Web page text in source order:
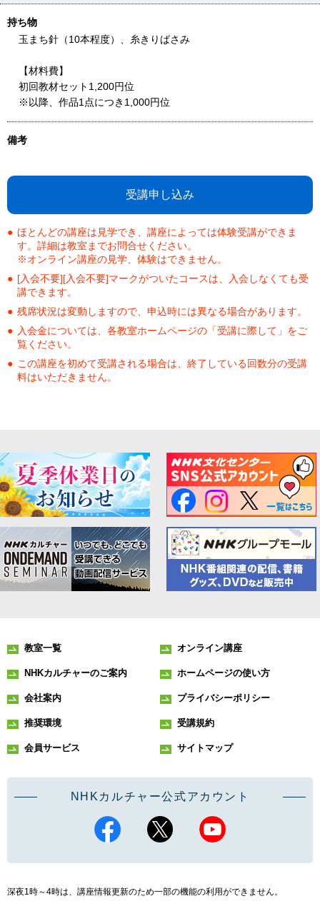
持ち物
玉まち針（10本程度）、糸きりばさみ
【材料費】
初回教材セット1,200円位
※以降、作品1点につき1,000円位
備考
受講申し込み
ほとんどの講座は見学でき、講座によっては体験受講ができま
す。詳細は教室までお問合せください。
※オンライン講座の見学、体験はできません。
[入会不要][入会不要]マークがついたコースは、入会しなくても受
講できます。
残席状況は変動しますので、申込時には異なる場合があります。
入会金については、各教室ホームページの「受講に際して」をご
覧ください。
この講座を初めて受講される場合は、終了している回数分の受講
料はいただきません。
教室一覧 オンライン講座
NHKカルチャーのご案内 ホームページの使い方
会社案内 プライバシーポリシー
推奨環境 受講規約
会員サービス サイトマップ
NHKカルチャー公式アカウント
深夜1時～4時は、講座情報更新のため一部の機能の利用ができません。